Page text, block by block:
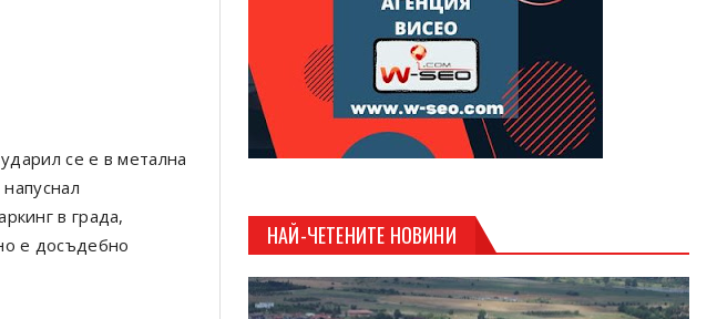
се е в метална
в града,
е досъдебно
НАЙ-ЧЕТЕНИТЕ НОВИНИ